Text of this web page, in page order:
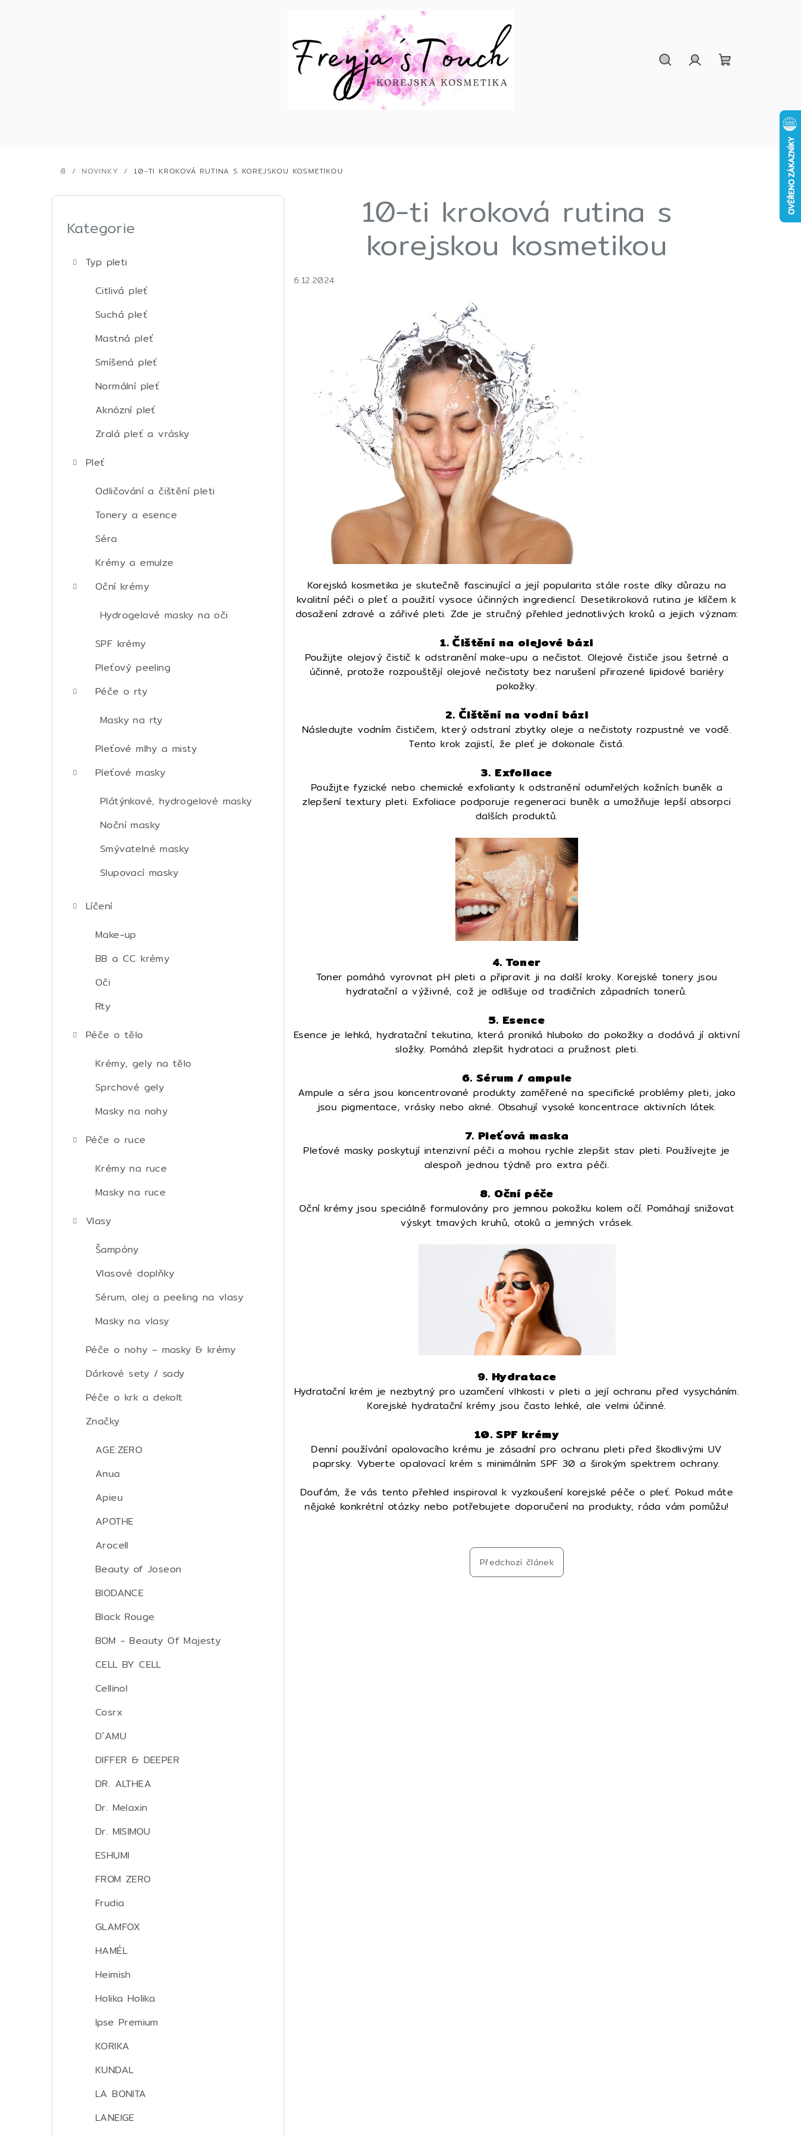
DOMŮ
/ NOVINKY / 10-TI KROKOVÁ RUTINA S KOREJSKOU KOSMETIKOU
P
Přeskočit
kategorie
Kategorie
Typ pleti
Citlivá pleť
Suchá pleť
Mastná pleť
Smíšená pleť
Normální pleť
Aknózní pleť
Zralá pleť a vrásky
Pleť
Odličování a čištění pleti
Tonery a esence
Séra
Krémy a emulze
Oční krémy
Hydrogelové masky na oči
SPF krémy
Pleťový peeling
Péče o rty
Masky na rty
Pleťové mlhy a misty
Pleťové masky
Plátýnkové, hydrogelové masky
Noční masky
Smývatelné masky
Slupovací masky
Líčení
Make-up
BB a CC krémy
Oči
Rty
Péče o tělo
Krémy, gely na tělo
Sprchové gely
Masky na nohy
Péče o ruce
Krémy na ruce
Masky na ruce
Vlasy
Šampóny
Vlasové doplňky
Sérum, olej a peeling na vlasy
Masky na vlasy
Péče o nohy – masky & krémy
Dárkové sety / sady
Péče o krk a dekolt
Značky
AGE:ZERO
Anua
Apieu
APOTHE
Arocell
Beauty of Joseon
BIODANCE
Black Rouge
BOM - Beauty Of Majesty
CELL BY CELL
Cellinol
Cosrx
D´AMU
DIFFER & DEEPER
DR. ALTHEA
Dr. Melaxin
Dr. MISIMOU
ESHUMI
FROM ZERO
Frudia
GLAMFOX
HAMÉL
Heimish
Holika Holika
Ipse Premium
KORIKA
KUNDAL
LA BONITA
LANEIGE
10-ti kroková rutina s
korejskou kosmetikou
6.12.2024
Korejská kosmetika je skutečně fascinující a její popularita stále roste díky důrazu na
kvalitní péči o pleť a použití vysoce účinných ingrediencí. Desetikroková rutina je klíčem k
dosažení zdravé a zářivé pleti. Zde je stručný přehled jednotlivých kroků a jejich význam:
1. Čištění na olejové bázi
Použijte olejový čistič k odstranění make-upu a nečistot. Olejové čističe jsou šetrné a
účinné, protože rozpouštějí olejové nečistoty bez narušení přirozené lipidové bariéry
pokožky.
2. Čištění na vodní bázi
Následujte vodním čističem, který odstraní zbytky oleje a nečistoty rozpustné ve vodě.
Tento krok zajistí, že pleť je dokonale čistá.
3. Exfoliace
Použijte fyzické nebo chemické exfolianty k odstranění odumřelých kožních buněk a
zlepšení textury pleti. Exfoliace podporuje regeneraci buněk a umožňuje lepší absorpci
dalších produktů.
4. Toner
Toner pomáhá vyrovnat pH pleti a připravit ji na další kroky. Korejské tonery jsou
hydratační a výživné, což je odlišuje od tradičních západních tonerů.
5. Esence
Esence je lehká, hydratační tekutina, která proniká hluboko do pokožky a dodává jí aktivní
složky. Pomáhá zlepšit hydrataci a pružnost pleti.
6. Sérum / ampule
Ampule a séra jsou koncentrované produkty zaměřené na specifické problémy pleti, jako
jsou pigmentace, vrásky nebo akné. Obsahují vysoké koncentrace aktivních látek.
7. Pleťová maska
Pleťové masky poskytují intenzivní péči a mohou rychle zlepšit stav pleti. Používejte je
alespoň jednou týdně pro extra péči.
8. Oční péče
Oční krémy jsou speciálně formulovány pro jemnou pokožku kolem očí. Pomáhají snižovat
výskyt tmavých kruhů, otoků a jemných vrásek.
9. Hydratace
Hydratační krém je nezbytný pro uzamčení vlhkosti v pleti a její ochranu před vysycháním.
Korejské hydratační krémy jsou často lehké, ale velmi účinné.
10. SPF krémy
Denní používání opalovacího krému je zásadní pro ochranu pleti před škodlivými UV
paprsky. Vyberte opalovací krém s minimálním SPF 30 a širokým spektrem ochrany.
Doufám, že vás tento přehled inspiroval k vyzkoušení korejské péče o pleť. Pokud máte
nějaké konkrétní otázky nebo potřebujete doporučení na produkty, ráda vám pomůžu!
Předchozí článek